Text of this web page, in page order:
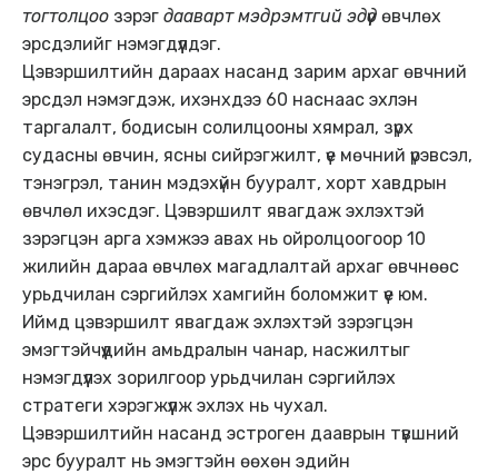
тогтолцоо зэрэг дааварт мэдрэмтгий эдүүд өвчлөх
эрсдэлийг нэмэгдүүлдэг.
Цэвэршилтийн дараах насанд зарим архаг өвчний
эрсдэл нэмэгдэж, ихэнхдээ 60 наснаас эхлэн
таргалалт, бодисын солилцооны хямрал, зүрх
судасны өвчин, ясны сийрэгжилт, үе мөчний үрэвсэл,
тэнэгрэл, танин мэдэхүйн бууралт, хорт хавдрын
өвчлөл ихэсдэг. Цэвэршилт явагдаж эхлэхтэй
зэрэгцэн арга хэмжээ авах нь ойролцоогоор 10
жилийн дараа өвчлөх магадлалтай архаг өвчнөөс
урьдчилан сэргийлэх хамгийн боломжит үе юм.
Иймд цэвэршилт явагдаж эхлэхтэй зэрэгцэн
эмэгтэйчүүдийн амьдралын чанар, насжилтыг
нэмэгдүүлэх зорилгоор урьдчилан сэргийлэх
стратеги хэрэгжүүлж эхлэх нь чухал.
Цэвэршилтийн насанд эстроген дааврын түвшний
эрс бууралт нь эмэгтэйн өөхөн эдийн